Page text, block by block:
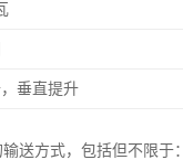
垂直提升
送方式，包括但不限于：